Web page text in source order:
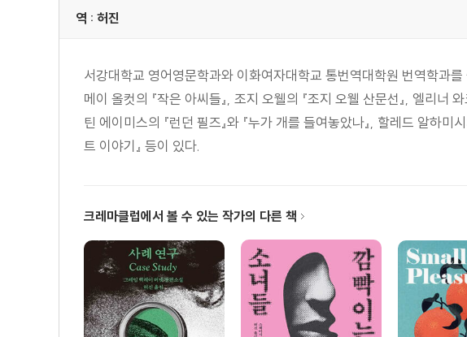
역 : 허진
서강대학교 영어영문학과와 이화여자대학교 통번역대학원 번역학과를
메이 올컷의 『작은 아씨들』, 조지 오웰의 『조지 오웰 산문선』, 엘리너
틴 에이미스의 『런던 필즈』와 『누가 개를 들여놓았나』, 할레드 알하미
트 이야기』 등이 있다.
크레마클럽에서 볼 수 있는 작가의 다른 책